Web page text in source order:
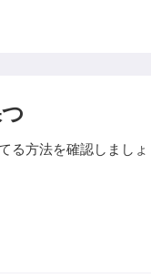
る方法を確認しましょ